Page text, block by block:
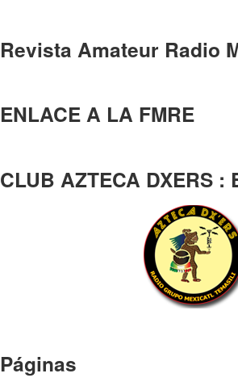
Revista Amateur Radio
ENLACE A LA FMRE
CLUB AZTECA DXERS :
Páginas